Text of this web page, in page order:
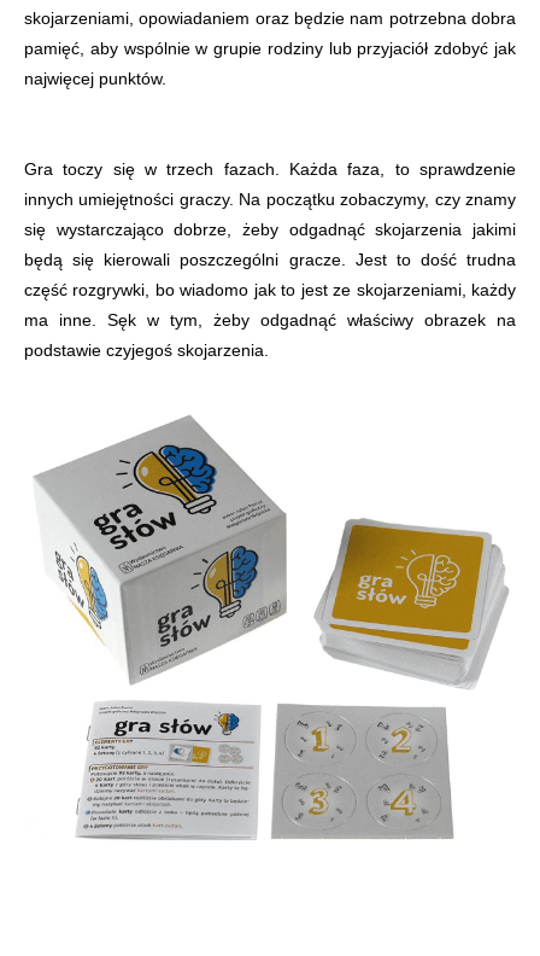
skojarzeniami, opowiadaniem oraz będzie nam potrzebna dobra
pamięć, aby wspólnie w grupie rodziny lub przyjaciół zdobyć jak
najwięcej punktów.
Gra toczy się w trzech fazach. Każda faza, to sprawdzenie
innych umiejętności graczy. Na początku zobaczymy, czy znamy
się wystarczająco dobrze, żeby odgadnąć skojarzenia jakimi
będą się kierowali poszczególni gracze. Jest to dość trudna
część rozgrywki, bo wiadomo jak to jest ze skojarzeniami, każdy
ma inne. Sęk w tym, żeby odgadnąć właściwy obrazek na
podstawie czyjegoś skojarzenia.